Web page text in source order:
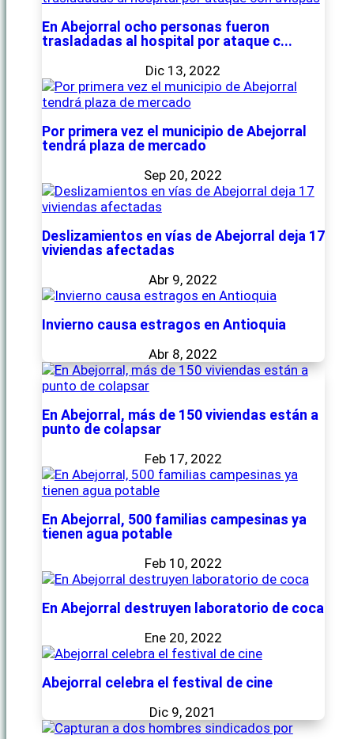
En Abejorral ocho personas fueron
trasladadas al hospital por ataque c...
Dic 13, 2022
Por primera vez el municipio de Abejorral
tendrá plaza de mercado
Sep 20, 2022
Deslizamientos en vías de Abejorral deja 17
viviendas afectadas
Abr 9, 2022
Invierno causa estragos en Antioquia
Abr 8, 2022
En Abejorral, más de 150 viviendas están a
punto de colapsar
Feb 17, 2022
En Abejorral, 500 familias campesinas ya
tienen agua potable
Feb 10, 2022
En Abejorral destruyen laboratorio de coca
Ene 20, 2022
Abejorral celebra el festival de cine
Dic 9, 2021